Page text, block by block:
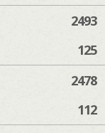
2493
125
2478
112